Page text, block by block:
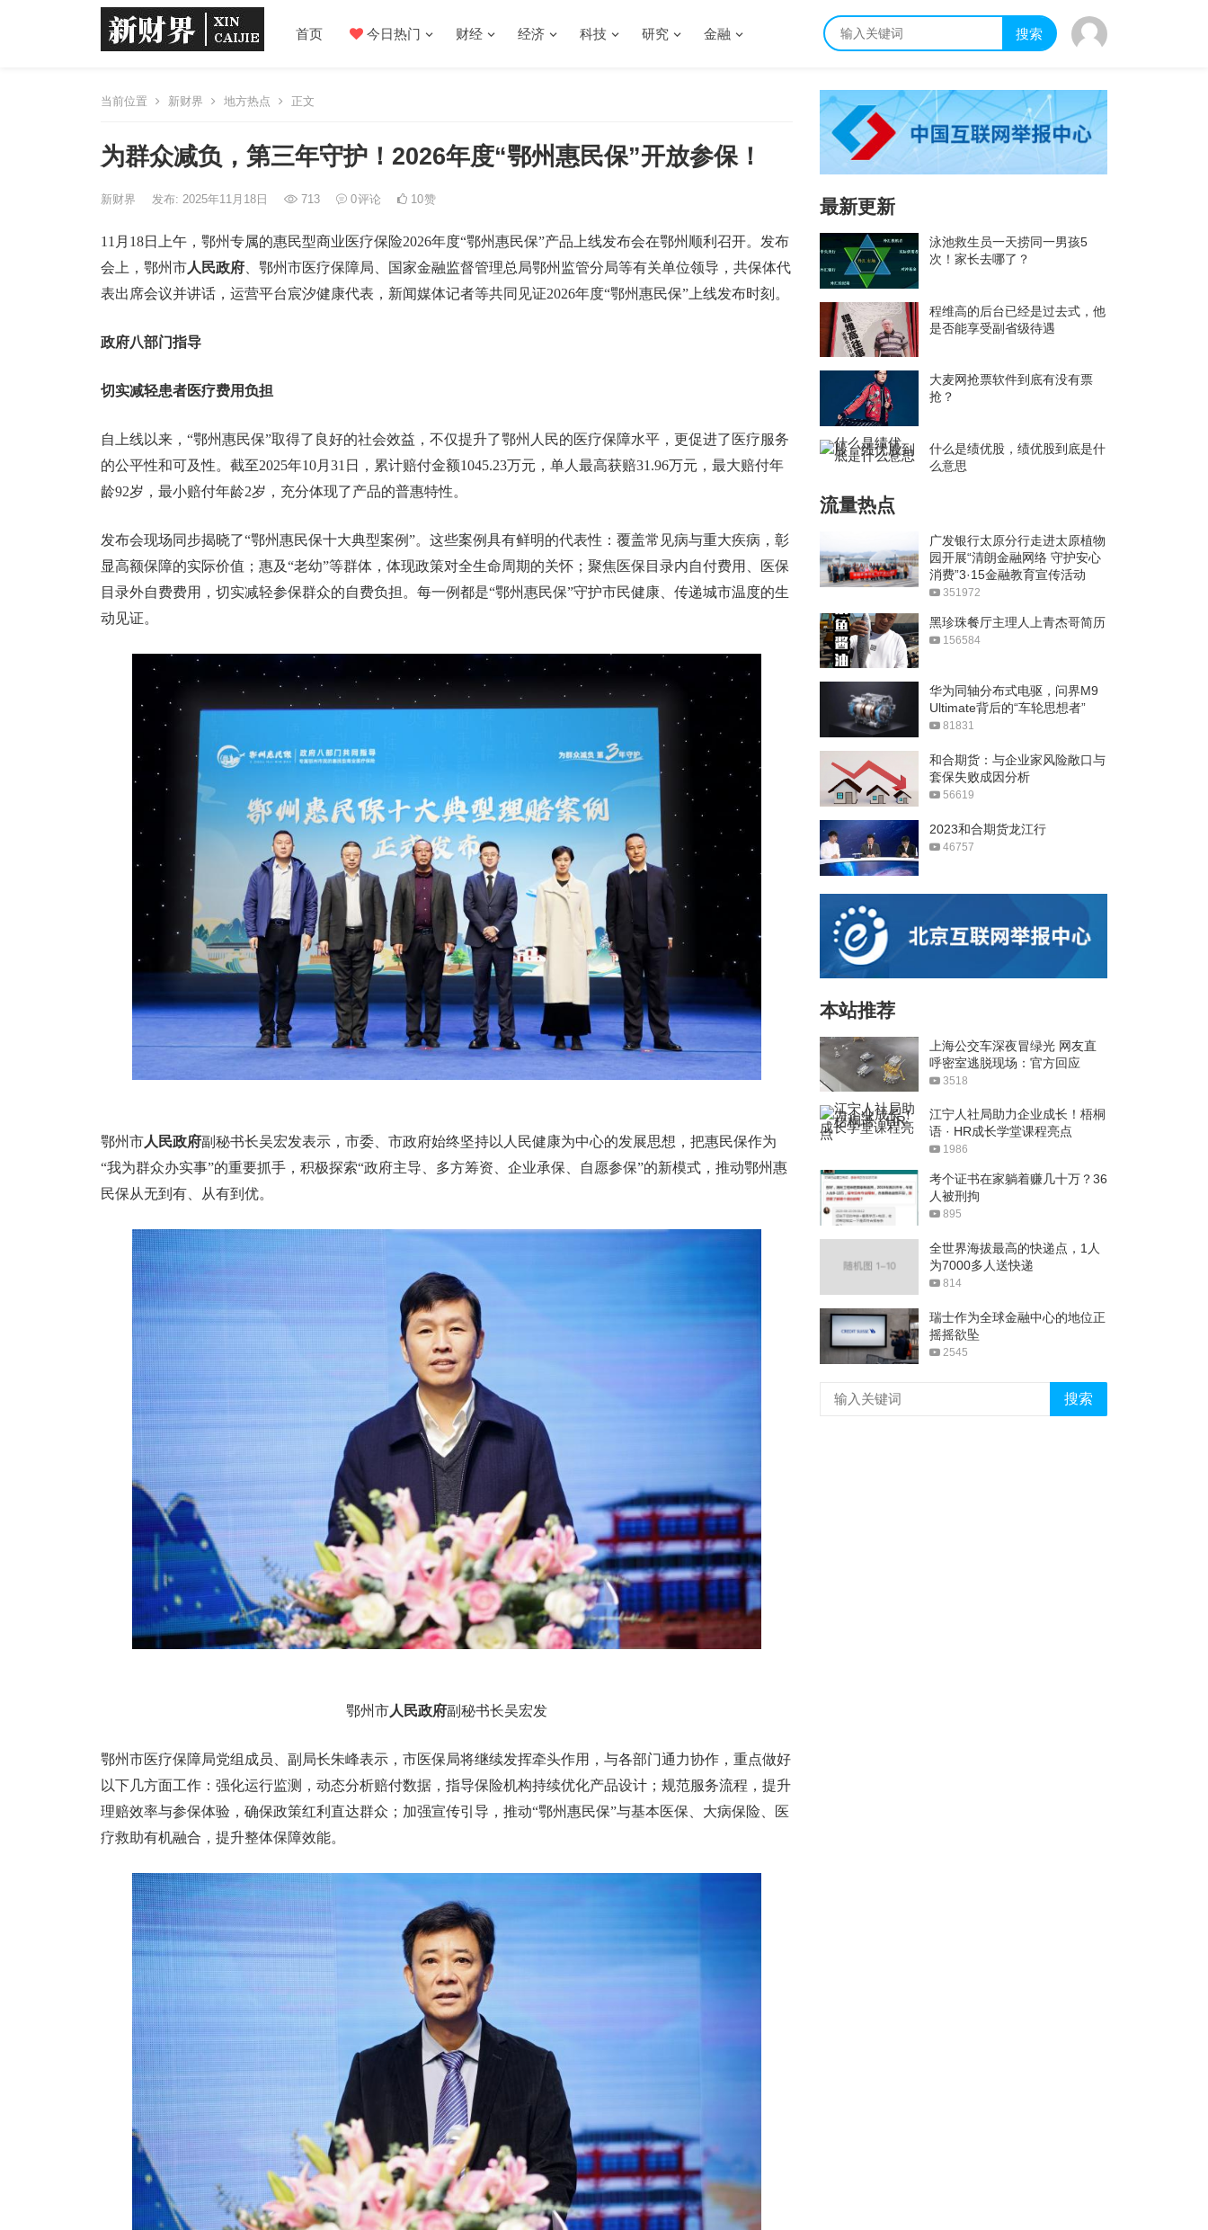
首页 今日热门 财经 经济 科技 研究 金融 搜索
当前位置 新财界 地方热点 正文
为群众减负，第三年守护！2026年度“鄂州惠民保”开放参保！
新财界 发布: 2025年11月18日 713 0评论 10赞
11月18日上午，鄂州专属的惠民型商业医疗保险2026年度“鄂州惠民保”产品上线发布会在鄂州顺利召开。发布
会上，鄂州市人民政府 、鄂州市医疗保障局、国家金融监督管理总局鄂州监管分局等有关单位领导，共保体代
表出席会议并讲话，运营平台宸汐健康代表，新闻媒体记者等共同见证2026年度“鄂州惠民保”上线发布时刻。
政府八部门指导
切实减轻患者医疗费用负担
自上线以来，“鄂州惠民保”取得了良好的社会效益，不仅提升了鄂州人民的医疗保障水平，更促进了医疗服务
的公平性和可及性。截至2025年10月31日，累计赔付金额1045.23万元，单人最高获赔31.96万元，最大赔付年
龄92岁，最小赔付年龄2岁，充分体现了产品的普惠特性。
发布会现场同步揭晓了“鄂州惠民保十大典型案例”。这些案例具有鲜明的代表性：覆盖常见病与重大疾病，彰
显高额保障的实际价值；惠及“老幼”等群体，体现政策对全生命周期的关怀；聚焦医保目录内自付费用、医保
目录外自费费用，切实减轻参保群众的自费负担。每一例都是“鄂州惠民保”守护市民健康、传递城市温度的生
动见证。
鄂州市人民政府副秘书长吴宏发表示，市委、市政府始终坚持以人民健康为中心的发展思想，把惠民保作为
“我为群众办实事”的重要抓手，积极探索“政府主导、多方筹资、企业承保、自愿参保”的新模式，推动鄂州惠
民保从无到有、从有到优。
鄂州市人民政府副秘书长吴宏发
鄂州市医疗保障局党组成员、副局长朱峰表示，市医保局将继续发挥牵头作用，与各部门通力协作，重点做好
以下几方面工作：强化运行监测，动态分析赔付数据，指导保险机构持续优化产品设计；规范服务流程，提升
理赔效率与参保体验，确保政策红利直达群众；加强宣传引导，推动“鄂州惠民保”与基本医保、大病保险、医
疗救助有机融合，提升整体保障效能。
最新更新
泳池救生员一天捞同一男孩5
次！家长去哪了？
程维高的后台已经是过去式，他
是否能享受副省级待遇
大麦网抢票软件到底有没有票
抢？
什么是绩优股，绩优股到底是什
么意思
流量热点
广发银行太原分行走进太原植物
园开展“清朗金融网络 守护安心
消费”3·15金融教育宣传活动
351972
黑珍珠餐厅主理人上青杰哥简历
156584
华为同轴分布式电驱，问界M9
Ultimate背后的“车轮思想者”
81831
和合期货：与企业家风险敞口与
套保失败成因分析
56619
2023和合期货龙江行
46757
本站推荐
上海公交车深夜冒绿光 网友直
呼密室逃脱现场：官方回应
3518
江宁人社局助力企业成长！梧桐
语 · HR成长学堂课程亮点
1986
考个证书在家躺着赚几十万？36
人被刑拘
895
全世界海拔最高的快递点，1人
为7000多人送快递
814
瑞士作为全球金融中心的地位正
摇摇欲坠
2545
搜索